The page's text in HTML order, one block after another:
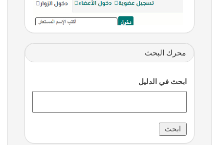
محرك البحث
ابحث في الدليل